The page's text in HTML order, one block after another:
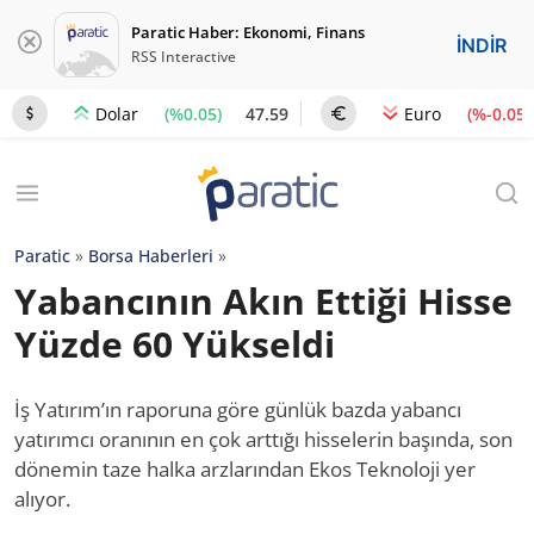
Paratic Haber: Ekonomi, Finans
RSS Interactive İNDİR
Dolar (%0.05) 47.59 Euro (%-0.05)
Paratic » Borsa Haberleri »
Yabancının Akın Ettiği Hisse
Yüzde 60 Yükseldi
İş Yatırım’ın raporuna göre günlük bazda yabancı
yatırımcı oranının en çok arttığı hisselerin başında, son
dönemin taze halka arzlarından Ekos Teknoloji yer
alıyor.